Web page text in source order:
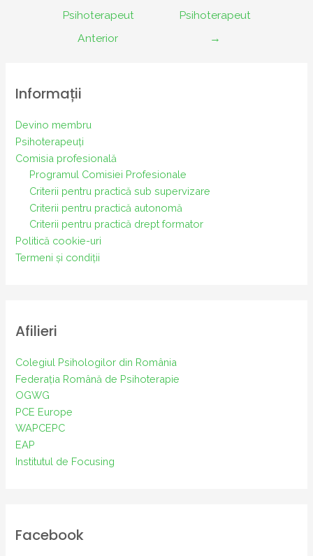
Psihoterapeut
Anterior
Psihoterapeut
→
Informații
Devino membru
Psihoterapeuți
Comisia profesională
Programul Comisiei Profesionale
Criterii pentru practică sub supervizare
Criterii pentru practică autonomă
Criterii pentru practică drept formator
Politică cookie-uri
Termeni și condiții
Afilieri
Colegiul Psihologilor din România
Federația Română de Psihoterapie
OGWG
PCE Europe
WAPCEPC
EAP
Institutul de Focusing
Facebook